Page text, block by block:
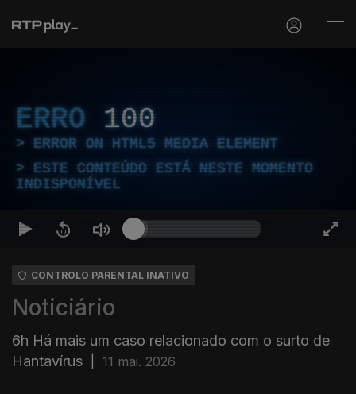
ERRO 100
ERROR ON HTML5 MEDIA ELEMENT
ESTE CONTEÚDO ESTÁ NESTE MOMENTO
INDISPONÍVEL
CONTROLO PARENTAL INATIVO
Noticiário
6h Há mais um caso relacionado com o surto de
Hantavírus
11 mai. 2026